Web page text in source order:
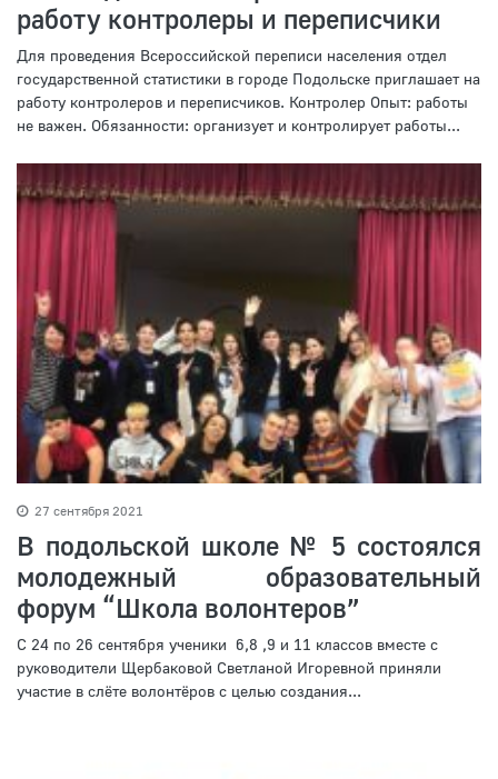
работу контролеры и переписчики
Для проведения Всероссийской переписи населения отдел
государственной статистики в городе Подольске приглашает на
работу контролеров и переписчиков. Контролер Опыт: работы
не важен. Обязанности: организует и контролирует работы...
27 сентября 2021
В подольской школе № 5 состоялся
молодежный образовательный
форум “Школа волонтеров”
С 24 по 26 сентября ученики 6,8 ,9 и 11 классов вместе с
руководители Щербаковой Светланой Игоревной приняли
участие в слёте волонтёров с целью создания...